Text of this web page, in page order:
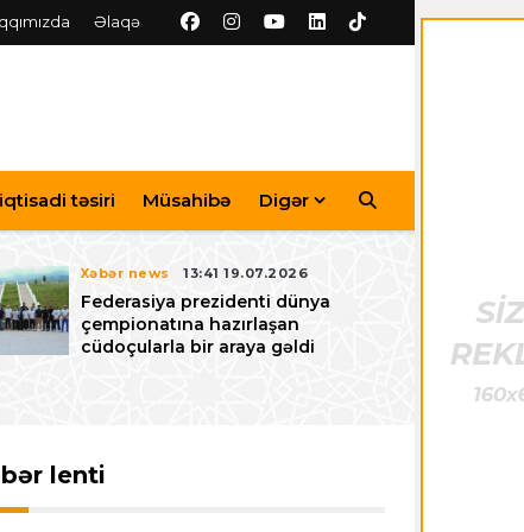
Əlaqə
təsiri Müsahibə Digər
Xəbər news 13:41 19.07.2026
Federasiya prezidenti dünya
çempionatına hazırlaşan
cüdoçularla bir araya gəldi
lenti